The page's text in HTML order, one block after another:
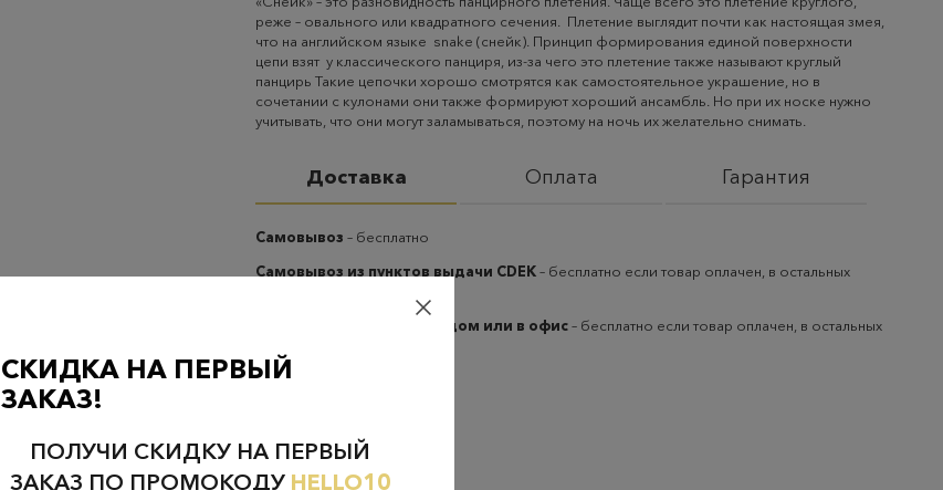
реже – овального или квадратного сечения. Плетение выглядит почти как настоящая змея,
что на английском языке snake (снейк). Принцип формирования единой поверхности
цепи взят у классического панциря, из-за чего это плетение также называют круглый
панцирь Такие цепочки хорошо смотрятся как самостоятельное украшение, но в
сочетании с кулонами они также формируют хороший ансамбль. Но при их носке нужно
учитывать, что они могут заламываться, поэтому на ночь их желательно снимать.
Доставка Оплата Гарантия
Самовывоз – бесплатно
Самовывоз из пунктов выдачи CDEK– бесплатно если товар оплачен, в остальных
Курьерская доставка на дом или в офис– бесплатно если товар оплачен, в остальных
СКИДКА НА ПЕРВЫЙ
ЗАКАЗ!
ПОЛУЧИ СКИДКУ НА ПЕРВЫЙ
ЗАКАЗ ПО ПРОМОКОДУ HELLO10